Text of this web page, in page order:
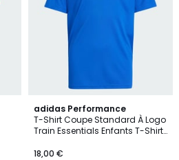
adidas Performance
T-Shirt Coupe Standard À Logo
Train Essentials Enfants T-Shirt
Essentials Enfants
18,00 €
5
/
5
3
Couleurs